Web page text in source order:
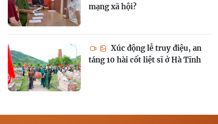
mạng xã hội?
Xúc động lễ truy điệu, an
táng 10 hài cốt liệt sĩ ở Hà Tĩnh